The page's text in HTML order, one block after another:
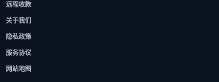
远程收款
关于我们
隐私政策
服务协议
网站地图